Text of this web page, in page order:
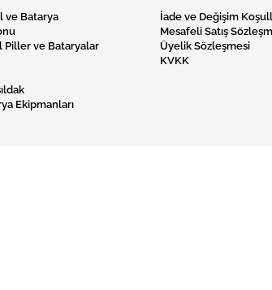
ve Batarya
Piller ve Bataryalar
Ekipmanları
İade ve Değişim
Mesafeli Satış
Üyelik Sözleşmesi
KVKK